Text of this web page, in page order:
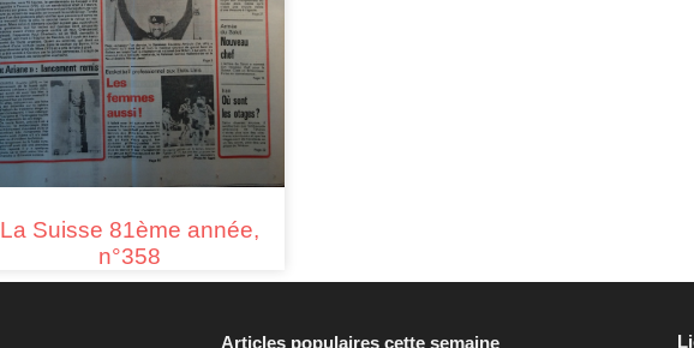
La Suisse 81ème année,
n°358
Articles populaires cette semaine